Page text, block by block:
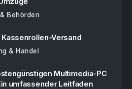
Behörden
Kassenrollen-Versand
& Handel
Multimedia-PC
umfassender Leitfaden